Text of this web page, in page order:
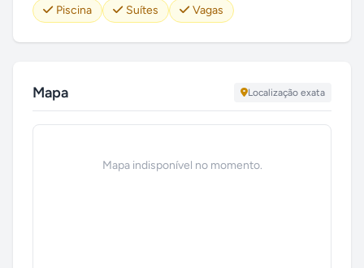
Piscina
Suítes Vagas
Mapa Localização exata
Mapa indisponível no momento.